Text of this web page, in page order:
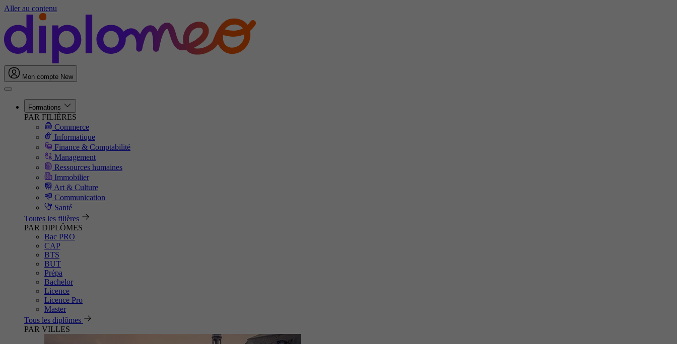
Aller au contenu
Mon compte New
Formations
PAR FILIÈRES
Commerce
Informatique
Finance & Comptabilité
Management
Ressources humaines
Immobilier
Art & Culture
Communication
Santé
Toutes les filières
PAR DIPLÔMES
Bac PRO
CAP
BTS
BUT
Prépa
Bachelor
Licence
Licence Pro
Master
Tous les diplômes
PAR VILLES